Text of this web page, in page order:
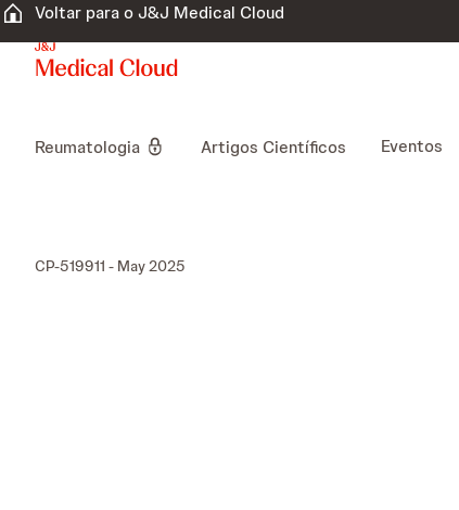
Voltar para o J&J Medical Cloud
Reumatologia Artigos Científicos Eventos
CP-519911 - May 2025